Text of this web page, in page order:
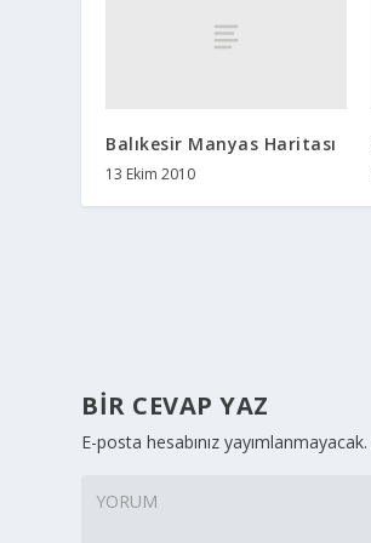
Balıkesir Manyas Haritası
13 Ekim 2010
BIR CEVAP YAZ
E-posta hesabınız yayımlanmayacak.